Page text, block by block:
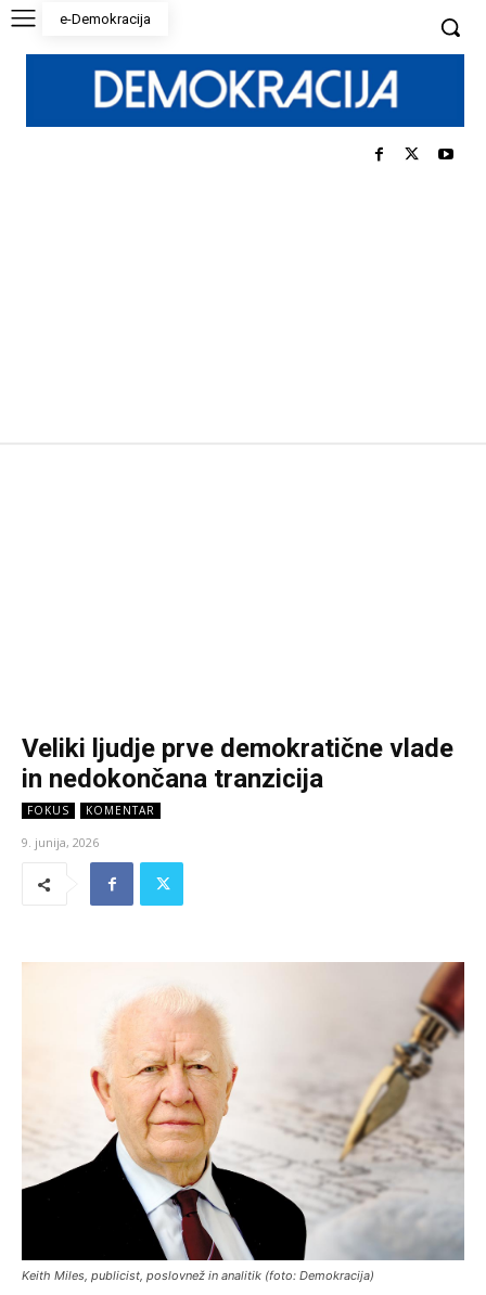
e-Demokracija
Veliki ljudje prve demokratične vlade
in nedokončana tranzicija
FOKUS KOMENTAR
9. junija, 2026
Keith Miles, publicist, poslovnež in analitik (foto: Demokracija)